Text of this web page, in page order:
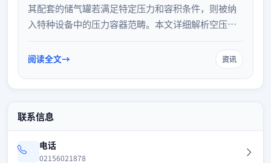
其配套的储气罐若满足特定压力和容积条件，则被纳
入特种设备中的压力容器范畴。本文详细解析空压机
备管理要求与安全合规重点。
阅读全文 资讯
联系信息
电话
02156021878